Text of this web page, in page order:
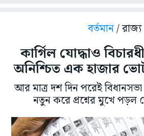
বর্তমান/ রাজ্য
কার্গিল যোদ্ধাও
অনিশ্চিত এক হাজার
আর মাত্র দশ দিন পরেই বিধানসভা
নতুন করে প্রশ্নের মুখে পড়ল